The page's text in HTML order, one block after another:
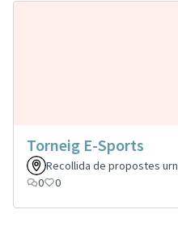
Torneig E-Sports
Recollida de propostes
0
0